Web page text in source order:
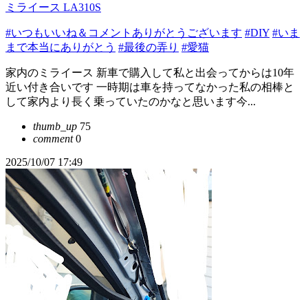
ミライース LA310S
#いつもいいね＆コメントありがとうございます #DIY #いま
まで本当にありがとう #最後の弄り #愛猫
家内のミライース 新車で購入して私と出会ってからは10年
近い付き合いです 一時期は車を持ってなかった私の相棒と
して家内より長く乗っていたのかなと思います今...
thumb_up 75
comment0
2025/10/07 17:49